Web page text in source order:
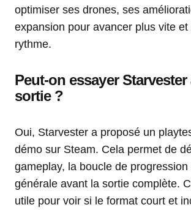
optimiser ses drones, ses
expansion pour avancer plus vite
rythme.
Peut-on essayer Starvester
sortie ?
Oui, Starvester a proposé un
démo sur Steam. Cela permet de
gameplay, la boucle de progression
générale avant la sortie complète.
utile pour voir si le format court et